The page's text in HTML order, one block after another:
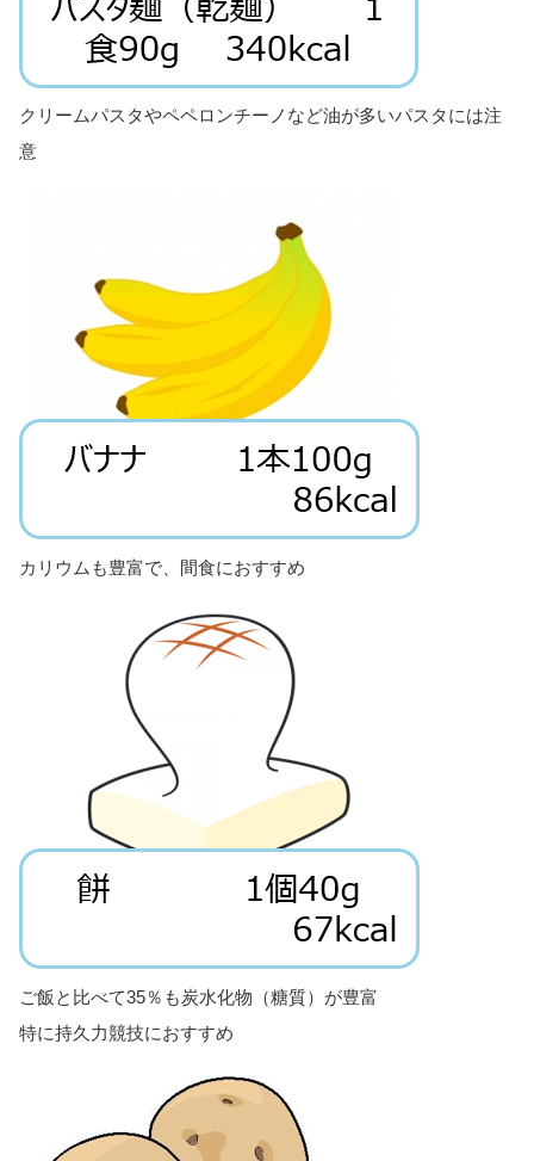
クリームパスタやペペロンチーノなど油が多いパスタには注
意
カリウムも豊富で、間食におすすめ
ご飯と比べて35％も炭水化物（糖質）が豊富
特に持久力競技におすすめ